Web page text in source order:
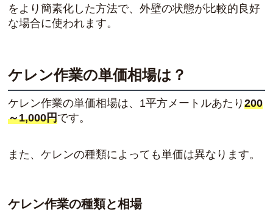
をより簡素化した方法で、外壁の状態が比較的良好
な場合に使われます。
ケレン作業の単価相場は？
ケレン作業の単価相場は、1平方メートルあたり200
～1,000円です。
また、ケレンの種類によっても単価は異なります。
ケレン作業の種類と相場